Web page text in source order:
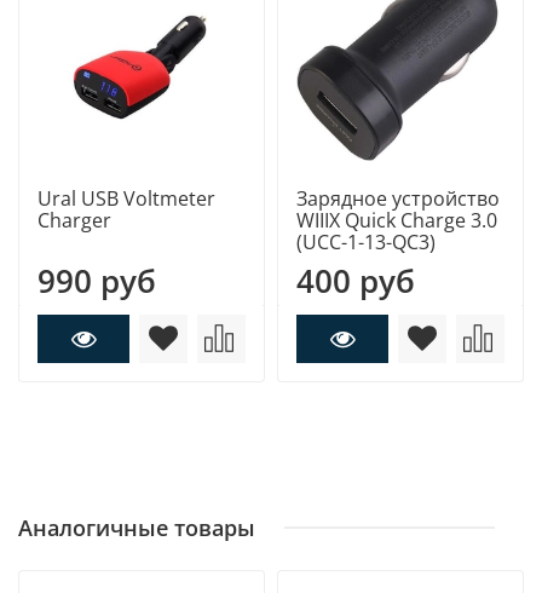
Ural USB Voltmeter
Charger
990 руб
Зарядное устройство
WIIIX Quick Сharge 3.0
(UCC-1-13-QC3)
400 руб
Аналогичные товары